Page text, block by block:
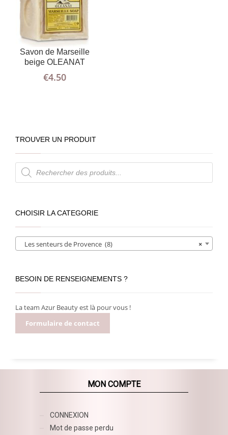
Savon de Marseille
beige OLEANAT
€4.50
TROUVER UN PRODUIT
Recherche
de
produits
CHOISIR LA CATEGORIE
×
Les senteurs de Provence (8)
BESOIN DE RENSEIGNEMENTS ?
La team Azur Beauty est là pour vous !
Formulaire de contact
MON COMPTE
CONNEXION
Mot de passe perdu